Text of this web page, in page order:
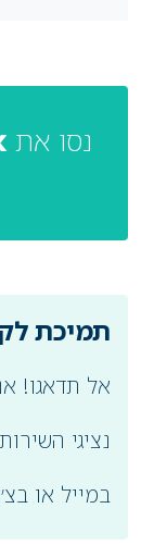
נסו את
תמיכת
אל תדאגו!
במייל או